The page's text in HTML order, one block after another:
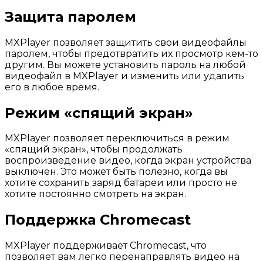
Защита паролем
MXPlayer позволяет защитить свои видеофайлы
паролем, чтобы предотвратить их просмотр кем-то
другим. Вы можете установить пароль на любой
видеофайл в MXPlayer и изменить или удалить
его в любое время.
Режим «спящий экран»
MXPlayer позволяет переключиться в режим
«спящий экран», чтобы продолжать
воспроизведение видео, когда экран устройства
выключен. Это может быть полезно, когда вы
хотите сохранить заряд батареи или просто не
хотите постоянно смотреть на экран.
Поддержка Chromecast
MXPlayer поддерживает Chromecast, что
позволяет вам легко перенаправлять видео на